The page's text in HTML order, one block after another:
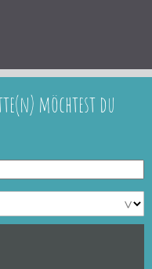
möchtest du